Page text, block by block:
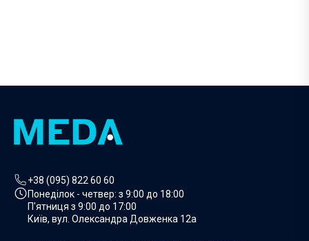
+38 (095) 822 60 60
Понеділок - четвер: з 9:00 до 18:00
П'ятниця з 9:00 до 17:00
Київ, вул. Олександра Довженка 12а